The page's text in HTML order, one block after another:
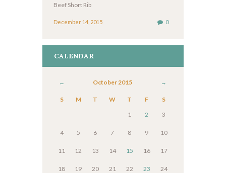
Beef Short Rib
December 14, 2015 0
CALENDAR
October 2015
S M T W T F
S
1
2 3
4 5 6 7 8 9 10
11 12 13 14 15 16 17
18 19 20 21 22 23 24